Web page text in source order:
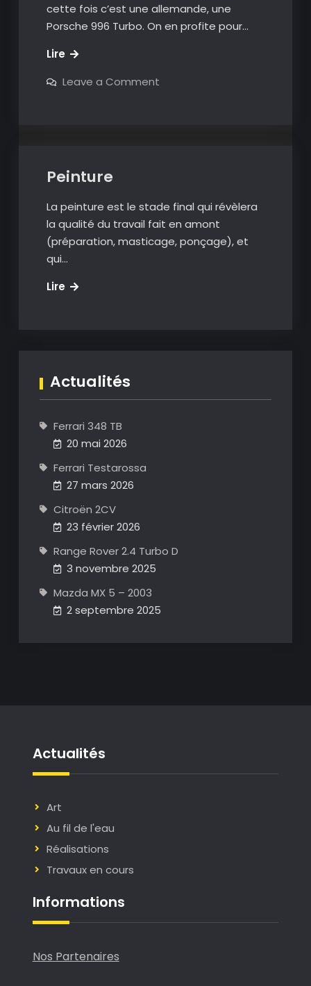
cette fois c’est une allemande, une
Porsche 996 Turbo. On en profite pour…
LireVisite
allemande
Leave a Commenton
Peinture
La peinture est le stade final qui révèlera
la qualité du travail fait en amont
(préparation, masticage, ponçage), et
qui…
LirePeinture
Actualités
Ferrari 348 TB
20 mai 2026
Ferrari Testarossa
27 mars 2026
Citroën 2CV
23 février 2026
Range Rover 2.4 Turbo D
3 novembre 2025
Mazda MX 5 – 2003
2 septembre 2025
Actualités
Art
Au fil de l'eau
Réalisations
Travaux en cours
Informations
Nos Partenaires